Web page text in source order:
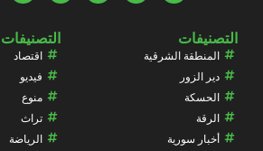
التصنيفات
المنطقة الشرقية
دير الزور
الحسكة
الرقة
أخبار سورية
التصنيفات
اقتصاد
فيديو
منوع
تراث
الرياضة